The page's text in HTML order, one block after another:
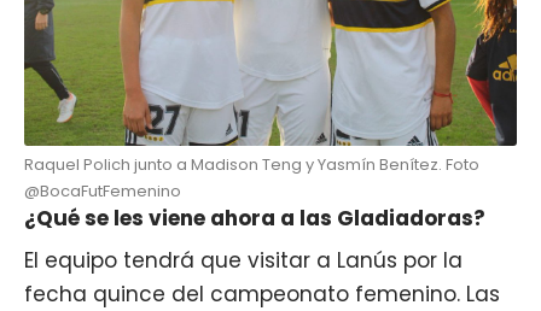
Raquel Polich junto a Madison Teng y Yasmín Benítez. Foto
@BocaFutFemenino
¿Qué se les viene ahora a las Gladiadoras?
El equipo tendrá que visitar a Lanús por la
fecha quince del campeonato femenino. Las